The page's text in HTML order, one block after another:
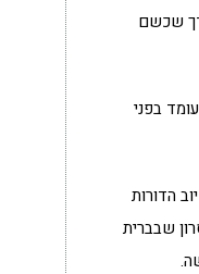
שכשם
בפני
הדורות
שבברית